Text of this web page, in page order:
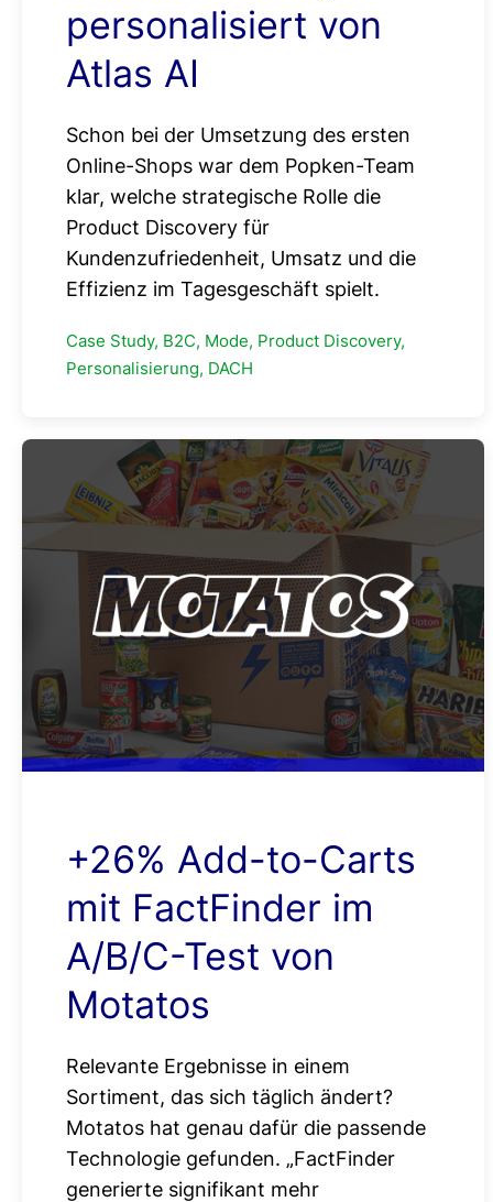
personalisiert von
Atlas AI
Schon bei der Umsetzung des ersten
Online-Shops war dem Popken-Team
klar, welche strategische Rolle die
Product Discovery für
Kundenzufriedenheit, Umsatz und die
Effizienz im Tagesgeschäft spielt.
Case Study, B2C, Mode, Product Discovery,
Personalisierung, DACH
+26% Add-to-Carts
mit FactFinder im
A/B/C-Test von
Motatos
Relevante Ergebnisse in einem
Sortiment, das sich täglich ändert?
Motatos hat genau dafür die passende
Technologie gefunden. „FactFinder
generierte signifikant mehr